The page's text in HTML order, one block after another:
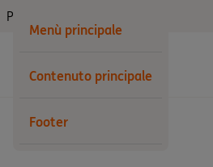
Menù principale
Contenuto principale
Footer
Privati